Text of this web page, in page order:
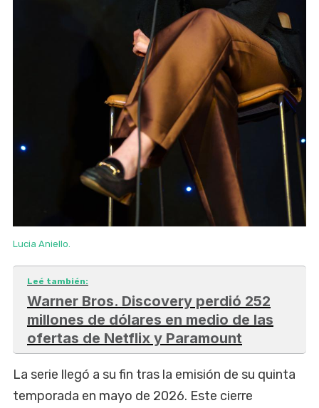
Lucia Aniello.
Leé también:
Warner Bros. Discovery perdió 252
millones de dólares en medio de las
ofertas de Netflix y Paramount
La serie llegó a su fin tras la emisión de su quinta
temporada en mayo de 2026. Este cierre